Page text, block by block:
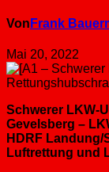
Von Frank
Mai 20, 2022
Schwerer LKW-
Gevelsberg –
HDRF
Luftrettung und